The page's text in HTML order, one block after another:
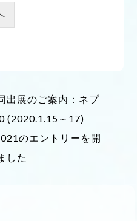
出展のご案内：ネプ
(2020.1.15～17)
のエントリーを開
した